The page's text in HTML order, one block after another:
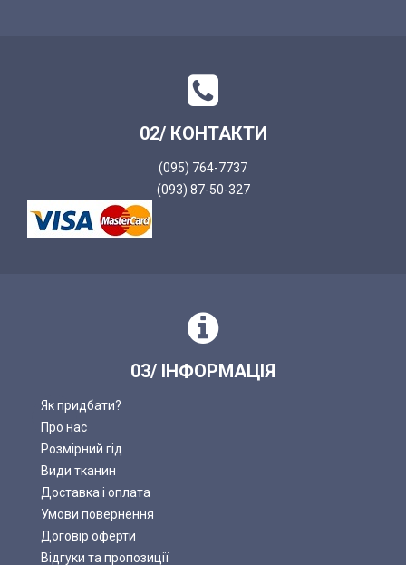
02/ КОНТАКТИ
(095) 764-7737
(093) 87-50-327
03/ ІНФОРМАЦІЯ
Як придбати?
Про нас
Розмірний гід
Види тканин
Доставка і оплата
Умови повернення
Договір оферти
Відгуки та пропозиції